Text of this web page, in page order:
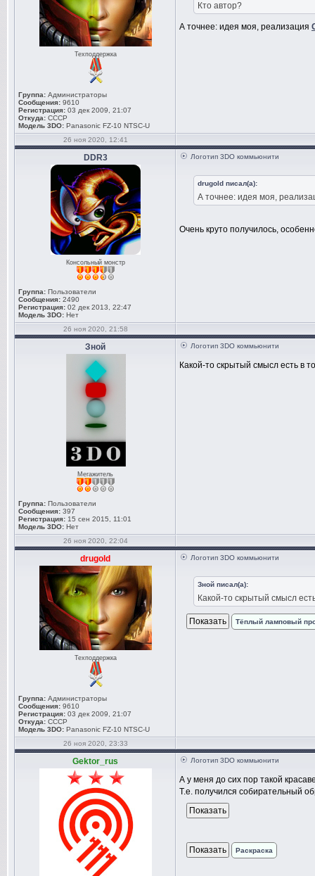
Техподдержка
Группа: Администраторы
Сообщения: 9610
Регистрация: 03 дек 2009, 21:07
Откуда: СССР
Модель 3DO: Panasonic FZ-10 NTSC-U
Кто автор?
А точнее: идея моя, реализация
26 ноя 2020, 12:41
DDR3
Консольный монстр
Группа: Пользователи
Сообщения: 2490
Регистрация: 02 дек 2013, 22:47
Модель 3DO: Нет
Логотип 3DO коммьюнити
drugold писал(а):
А точнее: идея моя,
Очень круто получилось,
26 ноя 2020, 21:58
Зной
Мегажитель
Группа: Пользователи
Сообщения: 397
Регистрация: 15 сен 2015, 11:01
Модель 3DO: Нет
Логотип 3DO коммьюнити
Какой-то скрытый смысл есть в
26 ноя 2020, 22:04
drugold
Техподдержка
Группа: Администраторы
Сообщения: 9610
Регистрация: 03 дек 2009, 21:07
Откуда: СССР
Модель 3DO: Panasonic FZ-10 NTSC-U
Логотип 3DO коммьюнити
Зной писал(а):
Какой-то скрытый смысл
Тёплый ламповый
26 ноя 2020, 23:33
Gektor_rus Логотип 3DO коммьюнити
А у меня до сих пор такой
Т.е. получился собирательный
Раскраска